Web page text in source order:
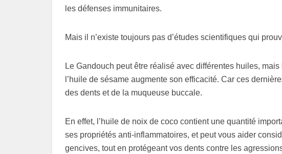
les défenses immunitaires.
Mais il n’existe toujours pas d’études scientifiques qui
Le Gandouch peut être réalisé avec différentes huiles,
l’huile de sésame augmente son efficacité. Car ces
des dents et de la muqueuse buccale.
En effet, l’huile de noix de coco contient une quantité
ses propriétés anti-inflammatoires, et peut vous aider
gencives, tout en protégeant vos dents contre les